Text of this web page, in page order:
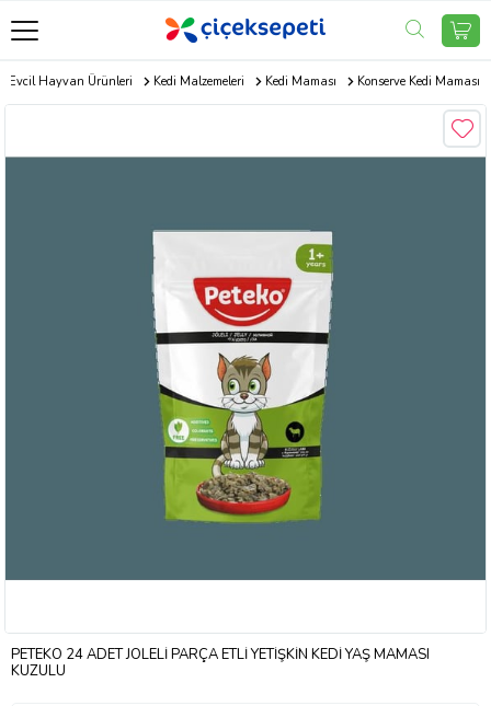
Evcil Hayvan Ürünleri Kedi Malzemeleri Kedi Maması Konserve Kedi Maması
PETEKO 24 ADET JÖLELİ PARÇA ETLİ YETİŞKİN KEDİ YAŞ MAMASI
KUZULU